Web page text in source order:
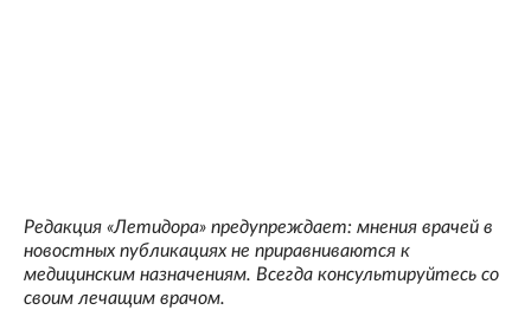
Редакция «Летидора» предупреждает: мнения врачей в
новостных публикациях не приравниваются к
медицинским назначениям. Всегда консультируйтесь со
своим лечащим врачом.